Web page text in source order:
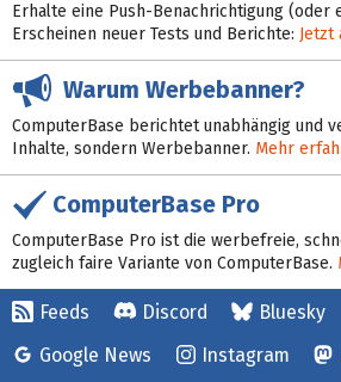
Erhalte eine Push-Benachrichtigung (oder
Erscheinen neuer Tests und Berichte: Jetzt
Warum Werbebanner?
ComputerBase berichtet unabhängig und
Inhalte, sondern Werbebanner. Mehr
ComputerBase Pro
ComputerBase Pro ist die werbefreie,
zugleich faire Variante von ComputerBase.
Feeds Discord Bluesky
Google News
Instagram